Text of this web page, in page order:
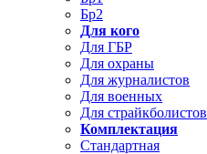
Бр2
Для кого
Для ГБР
Для охраны
Для журналистов
Для военных
Для страйкболистов
Комплектация
Стандартная